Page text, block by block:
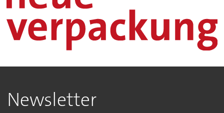
Newsletter